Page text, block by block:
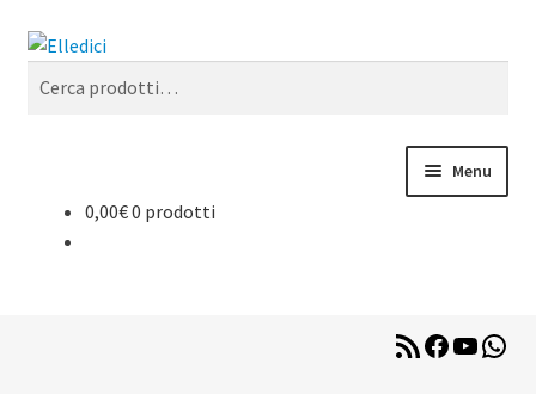
Vai
navigazione
Vai
contenuto
Cerca
Menu
Libreria Online
0,00€0 prodotti
RSS Facebook